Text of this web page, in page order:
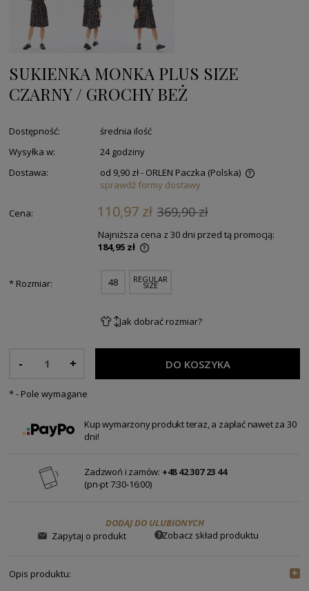
SUKIENKA MONKA PLUS SIZE
CZARNY / GROCHY BEŻ
Dostępność:
średnia ilość
Wysyłka w:
24 godziny
Dostawa:
od 9,90 zł- ORLEN Paczka (Polska)
sprawdź formy dostawy
Cena: 110,97 zł 369,90 zł
Najniższa cena z 30 dni przed tą promocją:
184,95 zł
* Rozmiar: 48 REGULAR
SIZE
Jak dobrać rozmiar?
- + DO KOSZYKA
*- Pole wymagane
Kup wymarzony produkt teraz, a zapłać nawet za 30
dni!
Zadzwoń i zamów: +48 42 307 23 44
(pn-pt 7:30-16:00)
DODAJ DO ULUBIONYCH
Zapytaj o produkt
Zobacz skład produktu
Opis produktu: